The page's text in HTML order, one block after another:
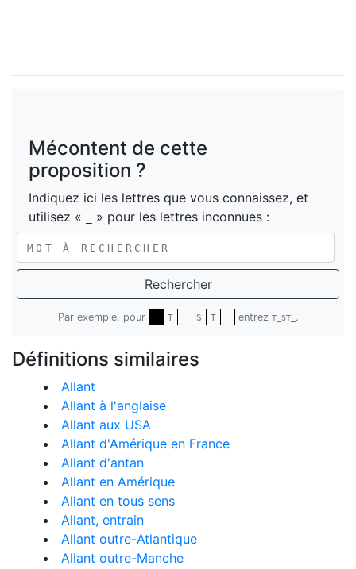
Mécontent de cette
proposition ?
Indiquez ici les lettres que vous connaissez, et
utilisez «
» pour les lettres inconnues :
Rechercher
Par exemple, pour T S T entrez T_ST_ .
Définitions similaires
Allant
Allant à l'anglaise
Allant aux USA
Allant d'Amérique en France
Allant d'antan
Allant en Amérique
Allant en tous sens
Allant, entrain
Allant outre-Atlantique
Allant outre-Manche